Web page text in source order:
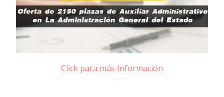
Click para más Información